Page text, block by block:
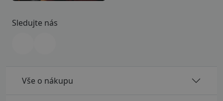
Vše o nákupu
Sledujte nás